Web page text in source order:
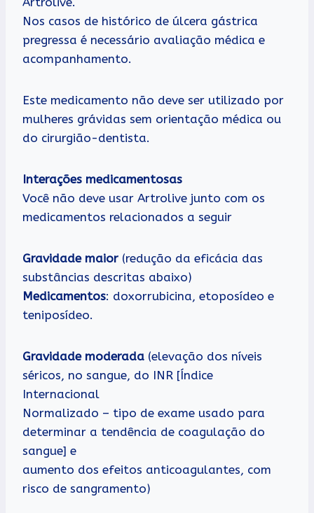
Nos casos de histórico de úlcera gástrica
pregressa é necessário avaliação médica e
acompanhamento.
Este medicamento não deve ser utilizado por
mulheres grávidas sem orientação médica ou
do cirurgião-dentista.
Interações medicamentosas
Você não deve usar Artrolive junto com os
medicamentos relacionados a seguir
Gravidade maior (redução da eficácia das
substâncias descritas abaixo)
Medicamentos: doxorrubicina, etoposídeo e
teniposídeo.
Gravidade moderada (elevação dos níveis
séricos, no sangue, do INR [Índice
Internacional
Normalizado – tipo de exame usado para
determinar a tendência de coagulação do
sangue] e
aumento dos efeitos anticoagulantes, com
risco de sangramento)